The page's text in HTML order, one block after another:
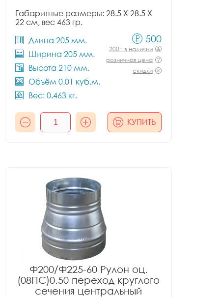
Габаритные размеры: 28.5 X 28.5 X
22 см, вес 463 гр.
Длина 205 мм.
Ширина 205 мм.
Высота 210 мм.
Объём 0.01 куб.м.
Вес: 0.463 кг.
500
200+ в наличии
розничная цена
скидки
КУПИТЬ
Ф200/Ф225-60 Рулон оц.
(08ПС)0.50 переход круглого
сечения центральный